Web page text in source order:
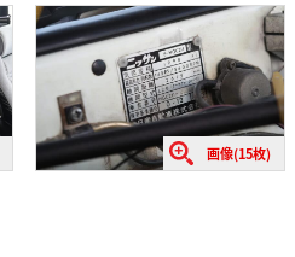
画像(15枚)